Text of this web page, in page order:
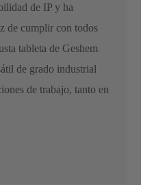
de IP y ha
de cumplir con todos
tableta de Geshem
de grado industrial
de trabajo, tanto en